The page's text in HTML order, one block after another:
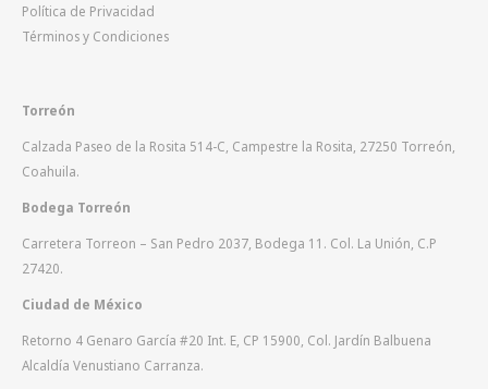
Política de Privacidad
Términos y Condiciones
Torreón
Calzada Paseo de la Rosita 514-C, Campestre la Rosita, 27250 Torreón,
Coahuila.
Bodega Torreón
Carretera Torreon – San Pedro 2037, Bodega 11. Col. La Unión, C.P
27420.
Ciudad de México
Retorno 4 Genaro García #20 Int. E, CP 15900, Col. Jardín Balbuena
Alcaldía Venustiano Carranza.